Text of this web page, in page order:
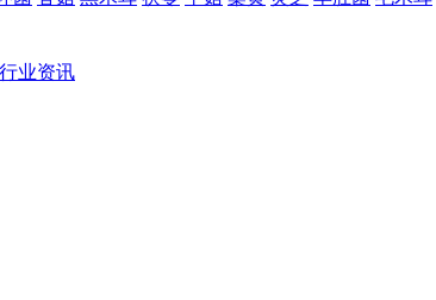
行业资讯